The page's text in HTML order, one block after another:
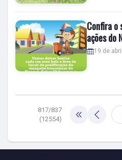
Confira o
ações do
19 de
817/837
(12554)